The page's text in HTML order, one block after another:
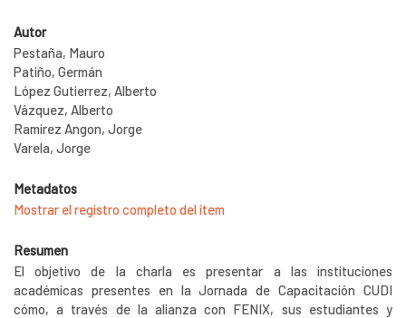
Autor
Pestaña, Mauro
Patiño, Germán
López Gutierrez, Alberto
Vázquez, Alberto
Ramírez Angon, Jorge
Varela, Jorge
Metadatos
Mostrar el registro completo del ítem
Resumen
El objetivo de la charla es presentar a las instituciones
académicas presentes en la Jornada de Capacitación CUDI
cómo, a través de la alianza con FENIX, sus estudiantes y